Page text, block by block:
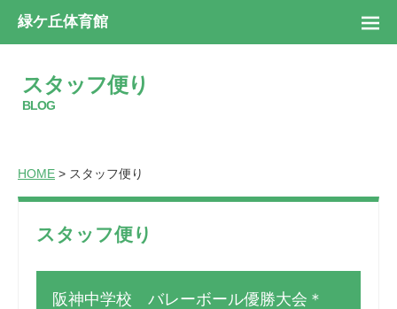
緑ケ丘体育館
スタッフ便り
BLOG
HOME > スタッフ便り
スタッフ便り
阪神中学校 バレーボール優勝大会＊